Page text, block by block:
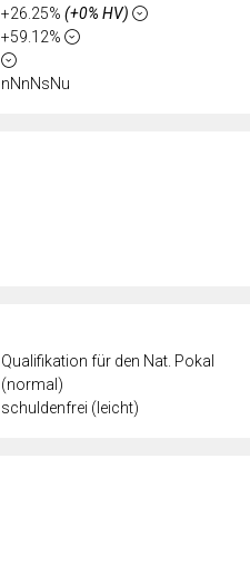
Qualifikation für den Nat. Pokal
(normal)
schuldenfrei (leicht)
+26.25% (+0% HV)
+59.12%
nNnNsNu